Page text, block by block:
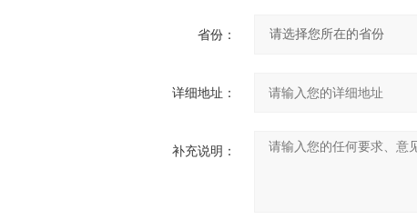
省份：
详细地址：
补充说明：